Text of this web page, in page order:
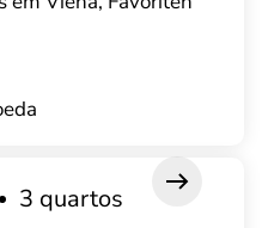
3 quartos